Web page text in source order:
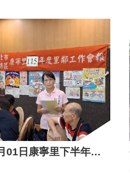
115年08月01日康寧里下半年度里鄰工作會報活動花絮